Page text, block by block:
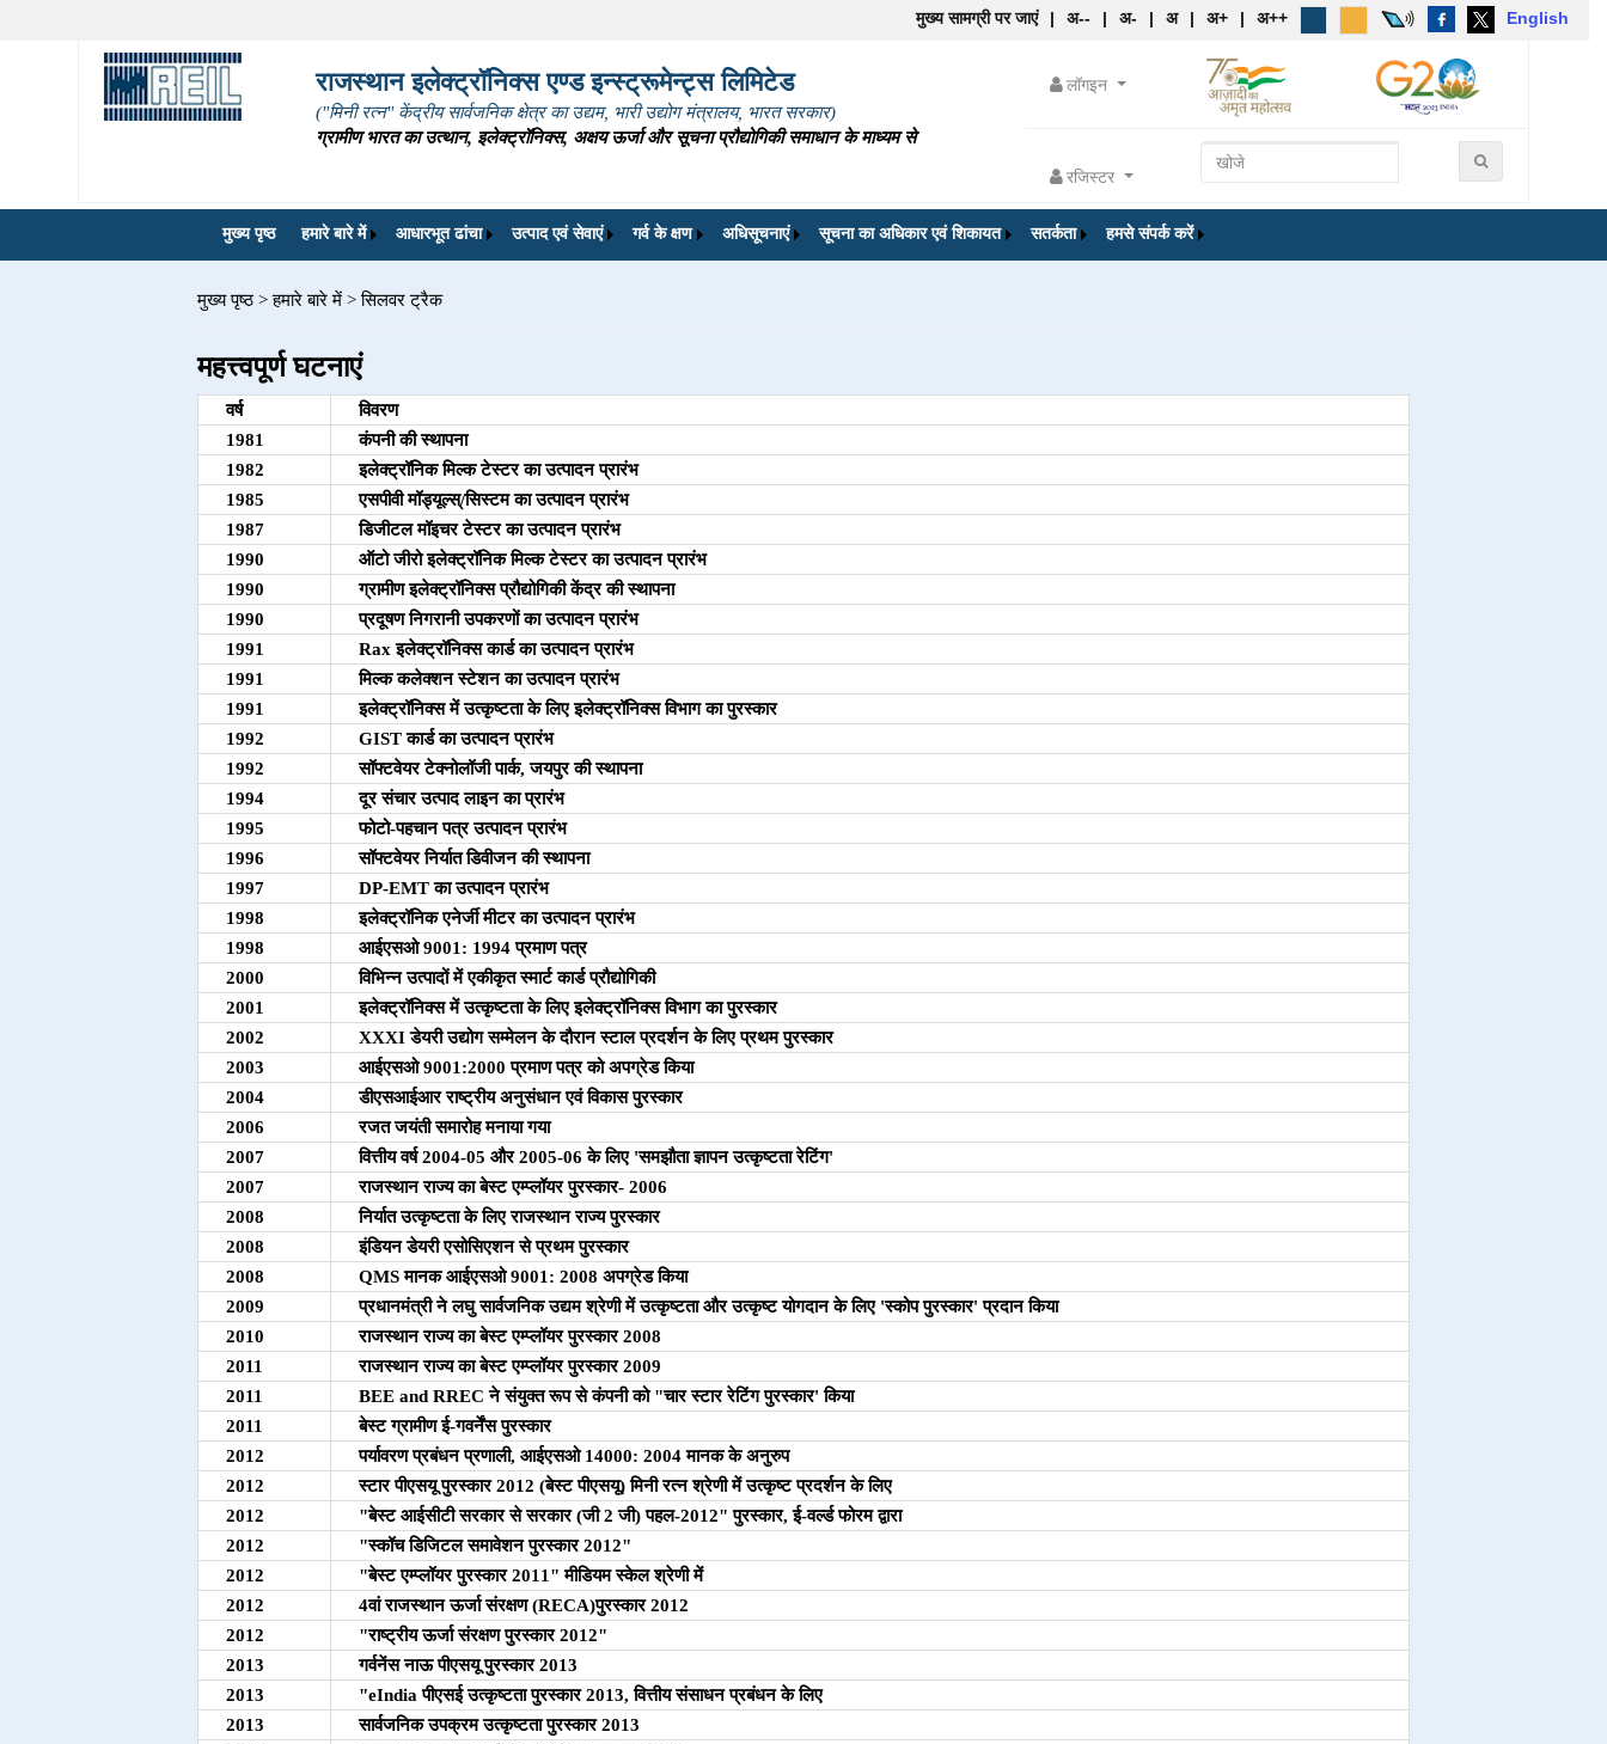
मुख्य सामग्री पर जाएं | अ-- | अ- | अ | अ+ | अ++ English
राजस्थान इलेक्ट्रॉनिक्स एण्ड इन्स्ट्रूमेन्ट्स लिमिटेड
("मिनी रत्न" केंद्रीय सार्वजनिक क्षेत्र का उद्यम, भारी उद्योग मंत्रालय, भारत सरकार)
ग्रामीण भारत का उत्थान, इलेक्ट्रॉनिक्स, अक्षय ऊर्जा और सूचना प्रौद्योगिकी समाधान के माध्यम से
लॉगइन
रजिस्टर
मुख्य पृष्ठ हमारे बारे में आधारभूत ढांचा उत्पाद एवं सेवाएं गर्व के क्षण अधिसूचनाएं सूचना का अधिकार एवं शिकायत सतर्कता हमसे संपर्क करें
मुख्य पृष्ठ>हमारे बारे में >सिलवर ट्रैक
महत्त्वपूर्ण घटनाएं
वर्ष
विवरण
1981
कंपनी की स्थापना
1982
इलेक्ट्रॉनिक मिल्क टेस्टर का उत्पादन प्रारंभ
1985
एसपीवी मॉड्यूल्स्/सिस्टम का उत्पादन प्रारंभ
1987
डिजीटल मॉइचर टेस्टर का उत्पादन प्रारंभ
1990
ऑटो जीरो इलेक्ट्रॉनिक मिल्क टेस्टर का उत्पादन प्रारंभ
1990
ग्रामीण इलेक्ट्रॉनिक्स प्रौद्योगिकी केंद्र की स्थापना
1990
प्रदूषण निगरानी उपकरणों का उत्पादन प्रारंभ
1991
Rax इलेक्ट्रॉनिक्स कार्ड का उत्पादन प्रारंभ
1991
मिल्क कलेक्शन स्टेशन का उत्पादन प्रारंभ
1991
इलेक्ट्रॉनिक्स में उत्कृष्टता के लिए इलेक्ट्रॉनिक्स विभाग का पुरस्कार
1992
GIST कार्ड का उत्पादन प्रारंभ
1992
सॉफ्टवेयर टेक्नोलॉजी पार्क, जयपुर की स्थापना
1994
दूर संचार उत्पाद लाइन का प्रारंभ
1995
फोटो-पहचान पत्र उत्पादन प्रारंभ
1996
सॉफ्टवेयर निर्यात डिवीजन की स्थापना
1997
DP-EMT का उत्पादन प्रारंभ
1998
इलेक्ट्रॉनिक एनेर्जी मीटर का उत्पादन प्रारंभ
1998
आईएसओ 9001: 1994 प्रमाण पत्र
2000
विभिन्न उत्पादों में एकीकृत स्मार्ट कार्ड प्रौद्योगिकी
2001
इलेक्ट्रॉनिक्स में उत्कृष्टता के लिए इलेक्ट्रॉनिक्स विभाग का पुरस्कार
2002
XXXI डेयरी उद्योग सम्मेलन के दौरान स्टाल प्रदर्शन के लिए प्रथम पुरस्कार
2003
आईएसओ 9001:2000 प्रमाण पत्र को अपग्रेड किया
2004
डीएसआईआर राष्ट्रीय अनुसंधान एवं विकास पुरस्कार
2006
रजत जयंती समारोह मनाया गया
2007
वित्तीय वर्ष 2004-05 और 2005-06 के लिए 'समझौता ज्ञापन उत्कृष्टता रेटिंग'
2007
राजस्थान राज्य का बेस्ट एम्प्लॉयर पुरस्कार- 2006
2008
निर्यात उत्कृष्टता के लिए राजस्थान राज्य पुरस्कार
2008
इंडियन डेयरी एसोसिएशन से प्रथम पुरस्कार
2008
QMS मानक आईएसओ 9001: 2008 अपग्रेड किया
2009
प्रधानमंत्री ने लघु सार्वजनिक उद्यम श्रेणी में उत्कृष्टता और उत्कृष्ट योगदान के लिए 'स्कोप पुरस्कार' प्रदान किया
2010
राजस्थान राज्य का बेस्ट एम्प्लॉयर पुरस्कार 2008
2011
राजस्थान राज्य का बेस्ट एम्प्लॉयर पुरस्कार 2009
2011
BEE and RREC ने संयुक्त रूप से कंपनी को "चार स्टार रेटिंग पुरस्कार' किया
2011
बेस्ट ग्रामीण ई-गवर्नेंस पुरस्कार
2012
पर्यावरण प्रबंधन प्रणाली, आईएसओ 14000: 2004 मानक के अनुरुप
2012
स्टार पीएसयू पुरस्कार 2012 (बेस्ट पीएसयू) मिनी रत्न श्रेणी में उत्कृष्ट प्रदर्शन के लिए
2012
"बेस्ट आईसीटी सरकार से सरकार (जी 2 जी) पहल-2012" पुरस्कार, ई-वर्ल्ड फोरम द्वारा
2012
"स्कॉच डिजिटल समावेशन पुरस्कार 2012"
2012
"बेस्ट एम्प्लॉयर पुरस्कार 2011" मीडियम स्केल श्रेणी में
2012
4वां राजस्थान ऊर्जा संरक्षण (RECA)पुरस्कार 2012
2012
"राष्ट्रीय ऊर्जा संरक्षण पुरस्कार 2012"
2013
गर्वनेंस नाऊ पीएसयू पुरस्कार 2013
2013
"eIndia पीएसई उत्कृष्टता पुरस्कार 2013, वित्तीय संसाधन प्रबंधन के लिए
2013
सार्वजनिक उपक्रम उत्कृष्टता पुरस्कार 2013